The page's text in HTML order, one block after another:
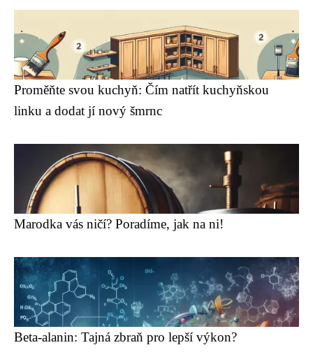
Proměňte svou kuchyň: Čím natřít kuchyňskou
linku a dodat jí nový šmrnc
Marodka vás ničí? Poradíme, jak na ni!
Beta-alanin: Tajná zbraň pro lepší výkon?